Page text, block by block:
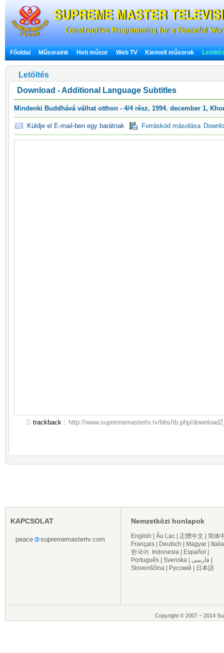
Főoldal Műsoraink Heti műsor Web TV Kiemelt műsorok
Letöltés
Download - Additional Language Subtitles
Mindenki Buddhává válhat otthon - 4/4 rész, 1994. december 1,
Küldje el E-mail-ben egy barátnak Forráskód másolása
trackback : http://www.suprememastertv.tv/bbs/tb.php/
KAPCSOLAT
peace suprememastertv.com
Nemzetközi honlapok
English Âu Lạc 正體中文
简体
Français
Deutsch Magyar
한국어
Indonesia Español
Português
Svenska فارسی
Slovenščina
Русский 日本語
Copyright © 2007 ~ 2014